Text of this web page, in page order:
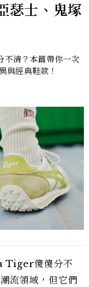
瑟士、鬼塚
清？本篇帶你一次
與經典鞋款！
Tiger傻傻分不
流領域，但它們